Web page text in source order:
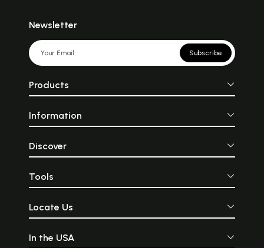
Newsletter
Subscribe
Products
Information
Discover
Tools
Locate Us
In the USA